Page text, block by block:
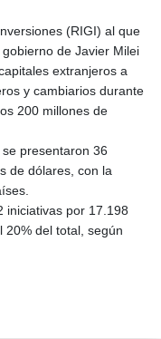
(RIGI) al que
de Javier Milei
extranjeros a
y cambiarios durante
200 millones de
presentaron 36
de dólares, con la
iniciativas por 17.198
20% del total, según